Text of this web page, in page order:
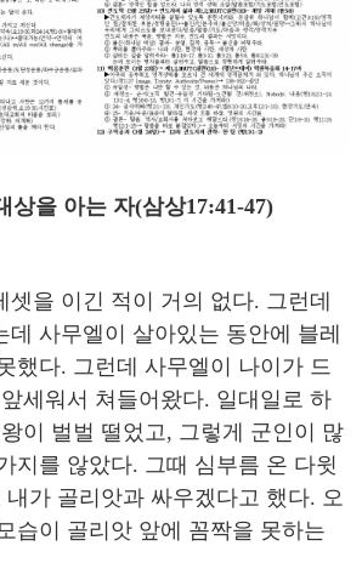
상을 아는 자(삼상17:41-47)
을 이긴 적이 거의 없다. 그런데
데 사무엘이 살아있는 동안에 블레
했다. 그런데 사무엘이 나이가 드
세워서 쳐들어왔다. 일대일로 하
이 벌벌 떨었고, 그렇게 군인이 많
지를 않았다. 그때 심부름 온 다윗
가 골리앗과 싸우겠다고 했다. 오
습이 골리앗 앞에 꼼짝을 못하는